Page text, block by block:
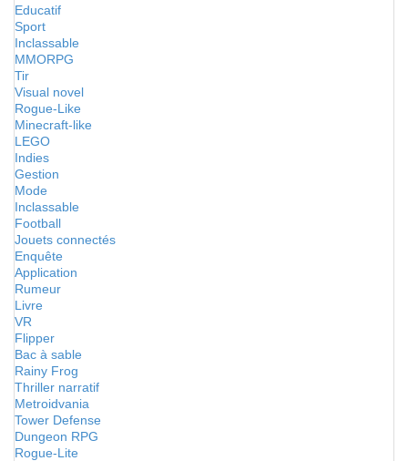
Educatif
Sport
Inclassable
MMORPG
Tir
Visual novel
Rogue-Like
Minecraft-like
LEGO
Indies
Gestion
Mode
Inclassable
Football
Jouets connectés
Enquête
Application
Rumeur
Livre
VR
Flipper
Bac à sable
Rainy Frog
Thriller narratif
Metroidvania
Tower Defense
Dungeon RPG
Rogue-Lite